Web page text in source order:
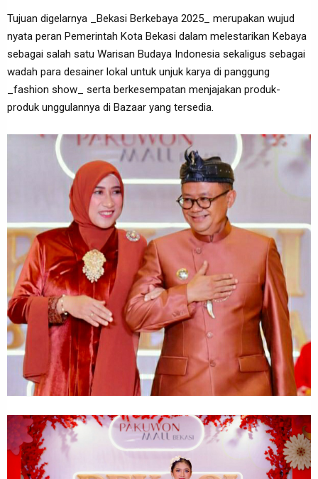
Tujuan digelarnya _Bekasi Berkebaya 2025_ merupakan wujud
nyata peran Pemerintah Kota Bekasi dalam melestarikan Kebaya
sebagai salah satu Warisan Budaya Indonesia sekaligus sebagai
wadah para desainer lokal untuk unjuk karya di panggung
_fashion show_ serta berkesempatan menjajakan produk-
produk unggulannya di Bazaar yang tersedia.